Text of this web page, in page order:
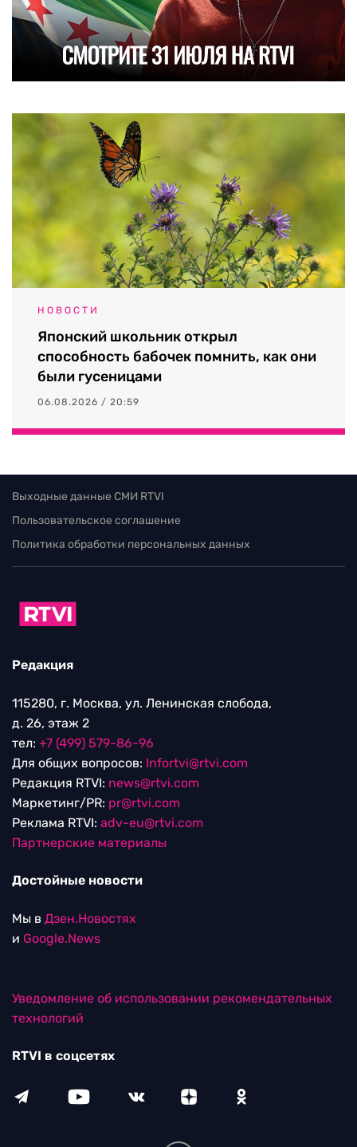
НОВОСТИ
Японский школьник открыл
способность бабочек помнить, как они
были гусеницами
06.08.2026 / 20:59
Выходные данные СМИ RTVI
Пользовательское соглашение
Политика обработки персональных данных
Редакция
115280, г. Москва, ул. Ленинская слобода,
д. 26, этаж 2
тел: +7 (499) 579-86-96
Для общих вопросов: Infortvi@rtvi.com
Редакция RTVI: news@rtvi.com
Маркетинг/PR: pr@rtvi.com
Реклама RTVI: adv-eu@rtvi.com
Партнерские материалы
Достойные новости
Мы в Дзен.Новостях
и Google.News
Уведомление об использовании рекомендательных
технологий
RTVI в соцсетях